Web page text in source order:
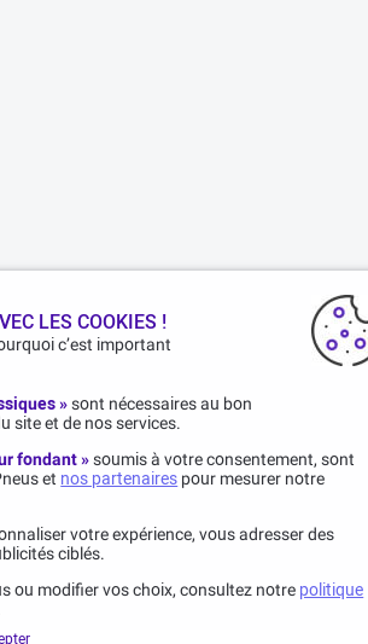
LES COOKIES !
c’est important
»sont nécessaires au bon
site et de nos services.
fondant » soumis à votre consentement, sont
et nos partenaires pour mesurer notre
votre expérience, vous adresser des
ciblés.
ou modifier vos choix, consultez notre politique